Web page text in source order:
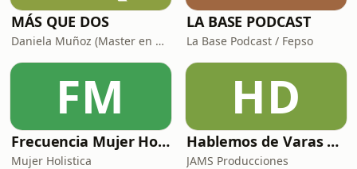
MÁS QUE DOS
Daniela Muñoz (Master en Neurociencias e IE) y Chris Campos (Organizador Profesional de Espacios)
LA BASE PODCAST
La Base Podcast / Fepso
FM
Frecuencia Mujer Holística
Mujer Holistica
HD
Hablemos de Varas Raras el Podcast
JAMS Producciones